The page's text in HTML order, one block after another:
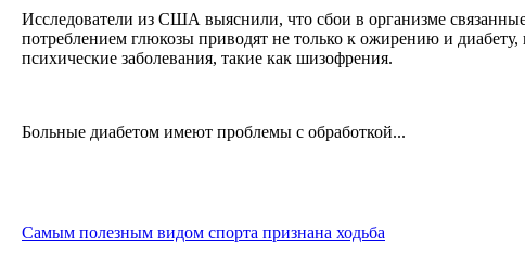
Исследователи из США выяснили, что сбои в организме
потреблением глюкозы приводят не только к ожирению и
психические заболевания, такие как шизофрения.
Больные диабетом имеют проблемы с обработкой...
Самым полезным видом спорта признана ходьба